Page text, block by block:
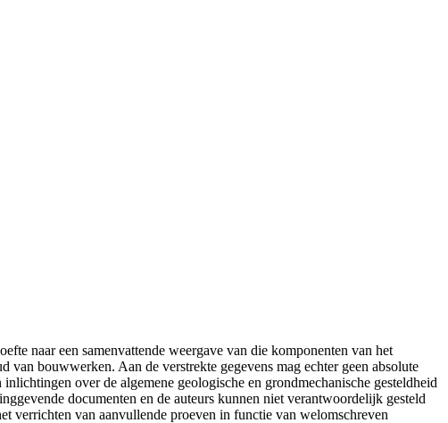
naar een samenvattende weergave van die komponenten van het
bouwwerken. Aan de verstrekte gegevens mag echter geen absolute
over de algemene geologische en grondmechanische gesteldheid
documenten en de auteurs kunnen niet verantwoordelijk gesteld
verrichten van aanvullende proeven in functie van welomschreven